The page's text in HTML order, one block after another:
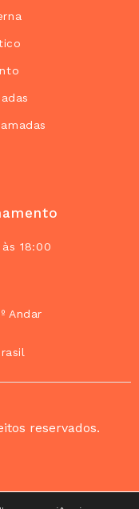
18:00
Andar
reservados.